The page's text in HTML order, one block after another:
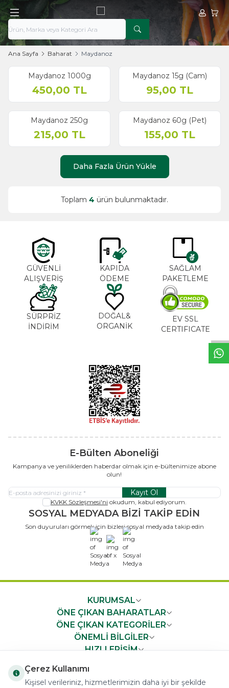
Hesabım
Ana Sayfa Baharat Maydanoz
Maydanoz 1000g
450,00 TL
Maydanoz 15g (Cam)
95,00 TL
Maydanoz 250g
215,00 TL
Tükendi
Maydanoz 60g (Pet)
155,00 TL
Daha Fazla Ürün Yükle
Toplam 4 ürün bulunmaktadır.
GÜVENLİ
ALIŞVERİŞ
KAPIDA
ÖDEME
SAĞLAM
PAKETLEME
SÜRPRİZ
İNDİRİM
DOĞAL&
ORGANİK
EV SSL
CERTIFICATE
E-Bülten Aboneliği
Kampanya ve yeniliklerden haberdar olmak için e-bültenimize abone
olun!
Kayıt Ol
KVKK Sözleşmesi'ni okudum, kabul ediyorum.
SOSYAL MEDYADA BİZİ TAKİP EDİN
Son duyuruları görmek için bizleri sosyal medyada takip edin
x
KURUMSAL
ÖNE ÇIKAN BAHARATLAR
ÖNE ÇIKAN KATEGORİLER
ÖNEMLİ BİLGİLER
HIZLI ERİŞİM
Çerez Kullanımı
Kişisel verileriniz, hizmetlerimizin daha iyi bir şekilde